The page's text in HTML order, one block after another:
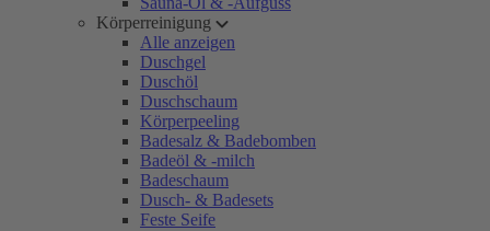
Körperreinigung
Alle anzeigen
Duschgel
Duschöl
Duschschaum
Körperpeeling
Badesalz & Badebomben
Badeöl & -milch
Badeschaum
Dusch- & Badesets
Feste Seife